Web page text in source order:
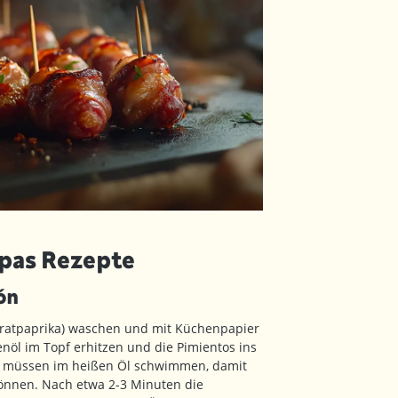
Rezepte
waschen und mit Küchenpapier
im Topf erhitzen und die Pimientos ins
im heißen Öl schwimmen, damit
Nach etwa 2-3 Minuten die